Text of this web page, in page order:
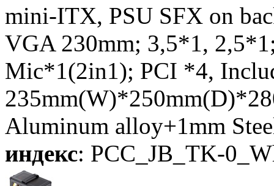
mini-ITX, PSU SFX on
VGA 230mm; 3,5*1,
Mic*1(2in1); PCI *4,
Aluminum alloy+1mm
индекс: PCC_JB_TK-